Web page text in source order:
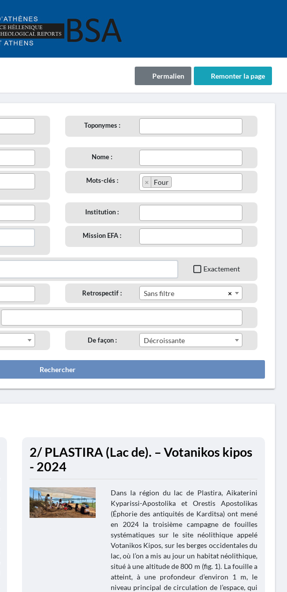
Remonter la page
Permalien
Toponymes :
Nome :
Mots-clés : × Four
Institution :
Mission EFA :
Exactement
Retrospectif : ×
Sans filtre
De façon : Décroissante
Rechercher
2/ PLASTIRA (Lac de). – Votanikos kipos
- 2024
Dans la région du lac de Plastira, Aikaterini
Kyparissi-Apostolika et Orestis Apostolikas
(Éphorie des antiquités de Karditsa) ont mené
en 2024 la troisième campagne de fouilles
systématiques sur le site néolithique appelé
Votanikos Kipos, sur les berges occidentales du
lac, où l’on a mis au jour un habitat néolithique,
situé à une altitude de 800 m (fig. 1). La fouille a
atteint, à une profondeur d’environ 1 m, le
niveau principal de circulation de l’espace, qui